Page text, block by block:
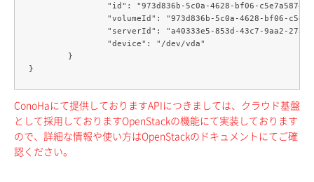
ConoHaにて提供しておりますAPIにつきましては、クラウド基盤
として採用しておりますOpenStackの機能にて実装しております
ので、詳細な情報や使い方はOpenStackのドキュメントにてご確
認ください。